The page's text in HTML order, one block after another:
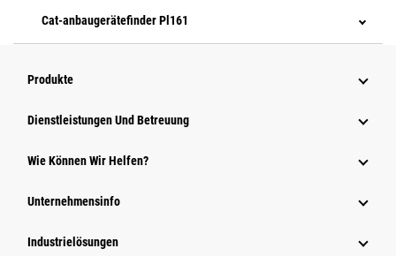
Cat-anbaugerätefinder Pl161
Produkte
Dienstleistungen Und Betreuung
Wie Können Wir Helfen?
Unternehmensinfo
Industrielösungen